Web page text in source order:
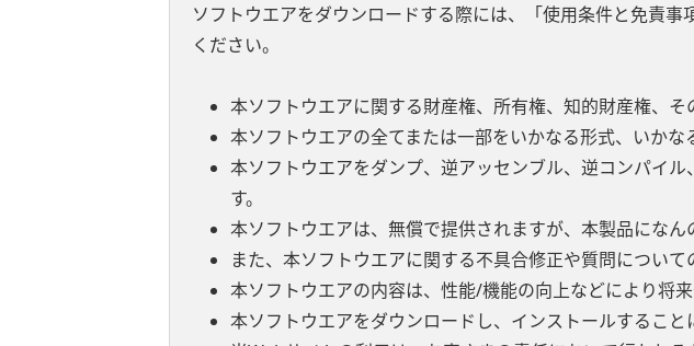
ソフトウエアをダウンロードする際には、「使用条件と免責
ください。
本ソフトウエアに関する財産権、所有権、知的財産権、そ
本ソフトウエアの全てまたは一部をいかなる形式、いかな
本ソフトウエアをダンプ、逆アッセンブル、逆コンパイ
す。
本ソフトウエアは、無償で提供されますが、本製品にな
また、本ソフトウエアに関する不具合修正や質問につい
本ソフトウエアの内容は、性能/機能の向上などにより将
本ソフトウエアをダウンロードし、インストールするこ